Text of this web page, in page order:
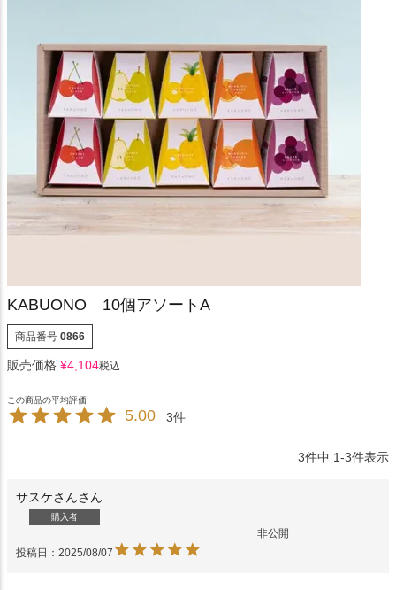
KABUONO 10個アソートA
商品番号 0866
販売価格 ¥4,104税込
5.00 3
3件中 1-3件表示
サスケさん
購入者
非公開
投稿日
2025/08/07